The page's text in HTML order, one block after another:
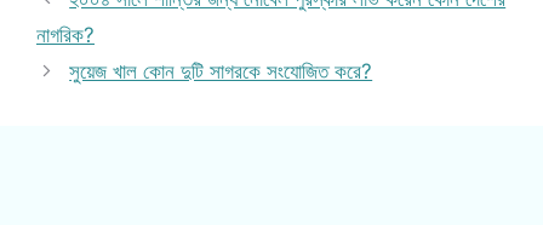
নাগরিক?
সুয়েজ খাল কোন দুটি সাগরকে সংযোজিত করে?